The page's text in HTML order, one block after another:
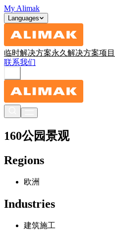
My Alimak
Languages
临时解决方案永久解决方案项目
联系我们
160公园景观
Regions
欧洲
Industries
建筑施工